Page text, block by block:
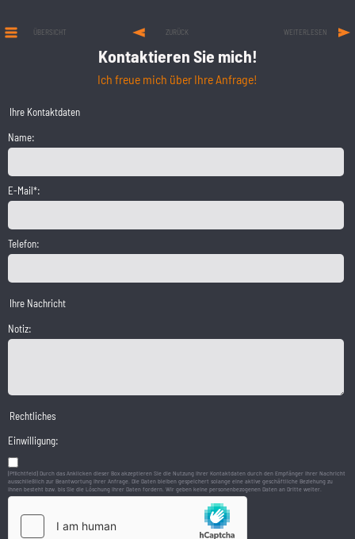
ÜBERSICHT ZURÜCK WEITERLESEN
Kontaktieren Sie mich!
Ich freue mich über Ihre Anfrage!
Ihre Kontaktdaten
Name:
E-Mail*:
Telefon:
Ihre Nachricht
Notiz:
Rechtliches
Einwilligung:
(Pflichtfeld) Durch das Anklicken dieser Box akzeptieren Sie die Nutzung Ihrer Kontaktdaten durch den Empfänger Ihrer Nachricht
ausschließlich zur Beantwortung Ihrer Anfrage. Die Daten bleiben gespeichert solange eine aktive geschäftliche Beziehung zu
Ihnen besteht bzw. bis Sie die Löschung Ihrer Daten fordern. Wir geben keine personenbezogenen Daten an Dritte weiter.